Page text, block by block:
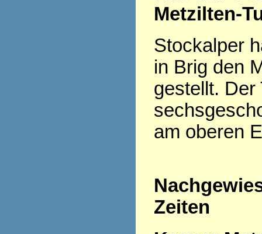
Metzilten-
Stockalper
in Brig den
gestellt. Der
am oberen
Zeiten